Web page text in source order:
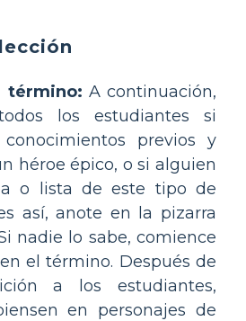
término: A continuación,
los estudiantes si
previos y
héroe épico, o si alguien
o lista de este tipo de
así, anote en la pizarra
nadie lo sabe, comience
el término. Después de
a los estudiantes,
en personajes de